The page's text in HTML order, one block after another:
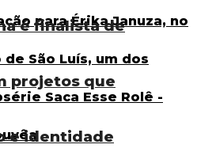
é finalista de
projetos que
e identidade